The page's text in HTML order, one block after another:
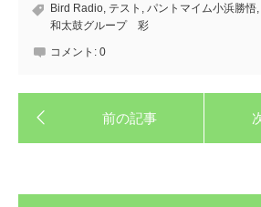
Bird Radio テスト パントマイム小浜勝悟
和太鼓グループ 彩
コメント: 0